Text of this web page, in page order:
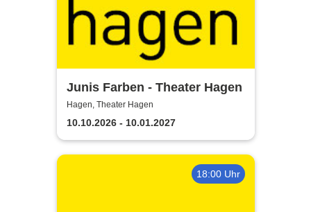
Junis Farben - Theater Hagen
Hagen, Theater Hagen
10.10.2026 - 10.01.2027
18:00 Uhr